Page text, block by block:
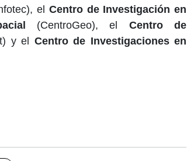
el Centro de Investigación en
(CentroGeo), el Centro de
y el Centro de Investigaciones en